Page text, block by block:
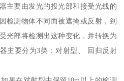
主要由发光的投光部和接受光线的
检测物体不同而被遮掩或反射，到
光部将检测出这种变化，并转换为
主要分为3类：对射型、 回归反射